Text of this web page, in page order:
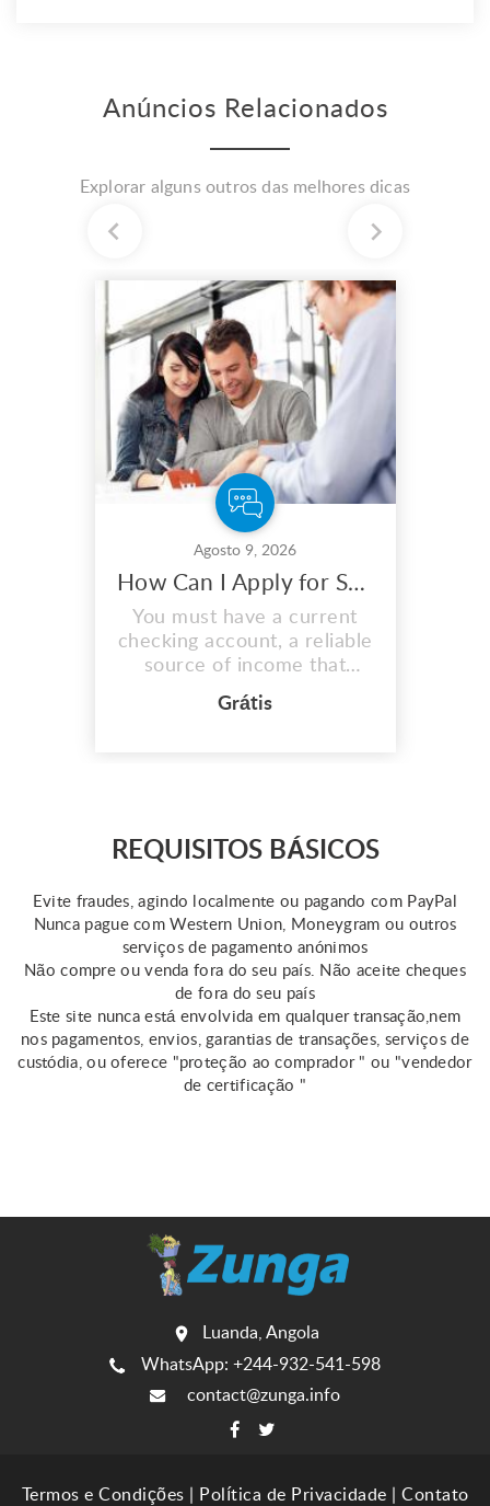
Anúncios Relacionados
Explorar alguns outros das melhores dicas
Agosto 9, 2026
How Can I Apply for Short Term Loans Most Easily?
You must have a current
checking account, a reliable
source of income that
deposits at least $800 into
your account each month,
for short term loans. You
should also possess a Social
Grátis
REQUISITOS BÁSICOS
Evite fraudes, agindo localmente ou pagando com PayPal
Nunca pague com Western Union, Moneygram ou outros
serviços de pagamento anónimos
Não compre ou venda fora do seu país. Não aceite cheques
de fora do seu país
Este site nunca está envolvida em qualquer transação,nem
nos pagamentos, envios, garantias de transações, serviços de
custódia, ou oferece "proteção ao comprador " ou "vendedor
de certificação "
Luanda, Angola
WhatsApp: +244-932-541-598
contact@zunga.info
Termos e Condições Política de Privacidade Contato